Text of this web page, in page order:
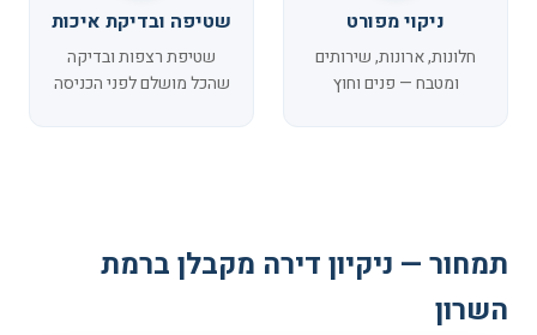
ניקוי מפורט
חלונות, ארונות, שירותים
ומטבח — פנים וחוץ
שטיפה ובדיקת איכות
שטיפת רצפות ובדיקה
שהכל מושלם לפני הכניסה
תמחור — ניקיון דירה מקבלן ברמת
השרון